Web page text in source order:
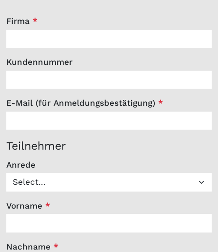
Firma *
Kundennummer
E-Mail (für Anmeldungsbestätigung) *
Teilnehmer
Anrede
Vorname *
Nachname *